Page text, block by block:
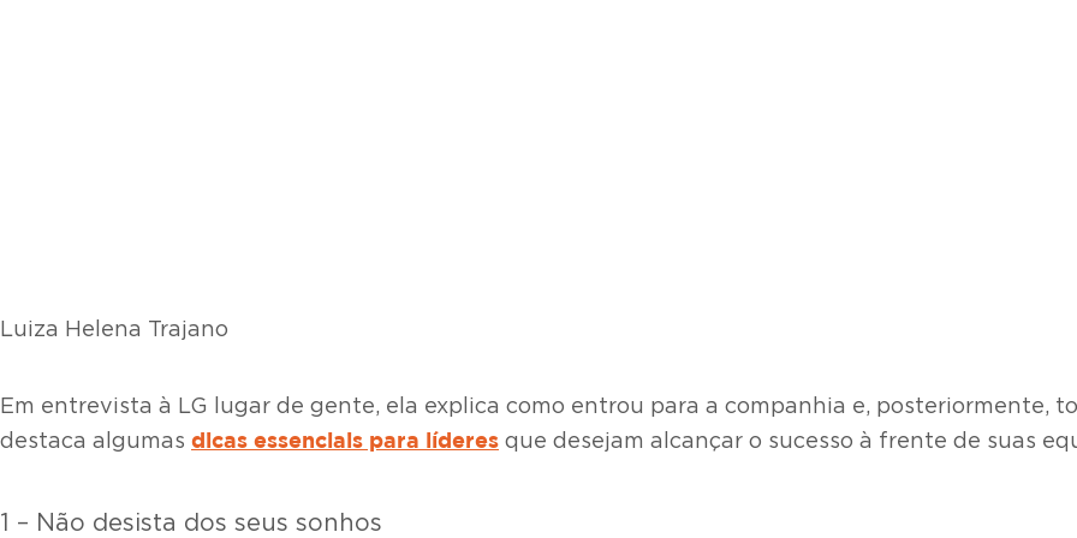
Luiza Helena Trajano
Em entrevista à LG lugar de gente, ela explica como entrou para a companhia e, posteriormente,
destaca algumas dicas essenciais para líderes que desejam alcançar o sucesso à frente de suas
1 – Não desista dos seus sonhos